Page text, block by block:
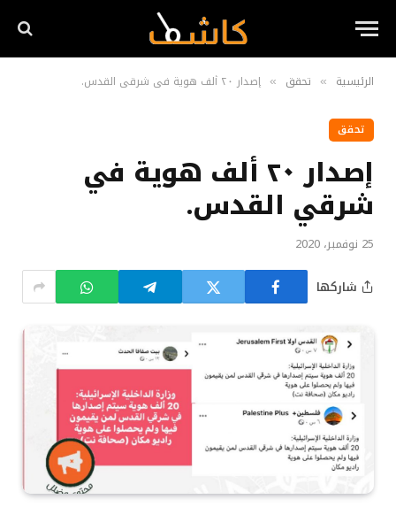
الرئيسية » تحقق » إصدار ٢٠ ألف هوية في شرقي القدس.
تحقق
إصدار ٢٠ ألف هوية في
شرقي القدس.
25 نوفمبر، 2020
شاركها